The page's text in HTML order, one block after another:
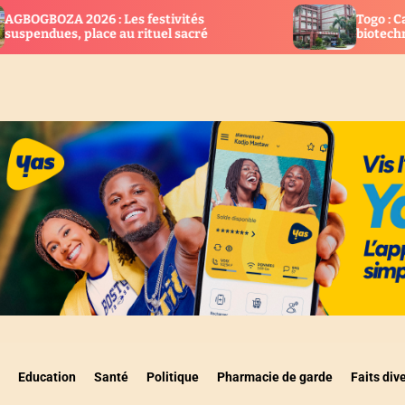
festivités
rituel sacré
Togo : Cap sur la recherche,
biotechnologie
Education Santé Politique Pharmacie de garde Faits